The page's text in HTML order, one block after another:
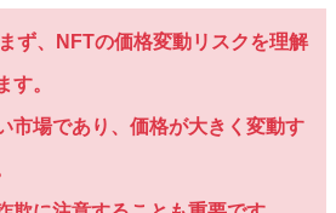
ず、NFTの価格変動リスクを理解
す。
市場であり、価格が大きく変動す